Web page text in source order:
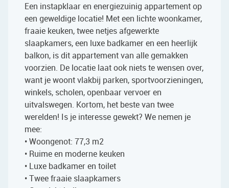
Een instapklaar en energiezuinig appartement op
een geweldige locatie! Met een lichte woonkamer,
fraaie keuken, twee netjes afgewerkte
slaapkamers, een luxe badkamer en een heerlijk
balkon, is dit appartement van alle gemakken
voorzien. De locatie laat ook niets te wensen over,
want je woont vlakbij parken, sportvoorzieningen,
winkels, scholen, openbaar vervoer en
uitvalswegen. Kortom, het beste van twee
werelden! Is je interesse gewekt? We nemen je
mee:
• Woongenot: 77,3 m2
• Ruime en moderne keuken
• Luxe badkamer en toilet
• Twee fraaie slaapkamers